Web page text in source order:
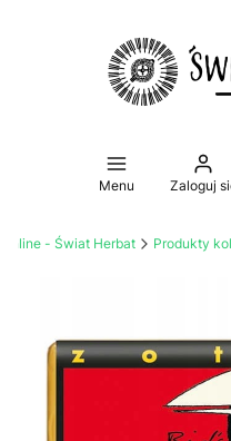
Menu Zaloguj
- Świat Herbat Produkty